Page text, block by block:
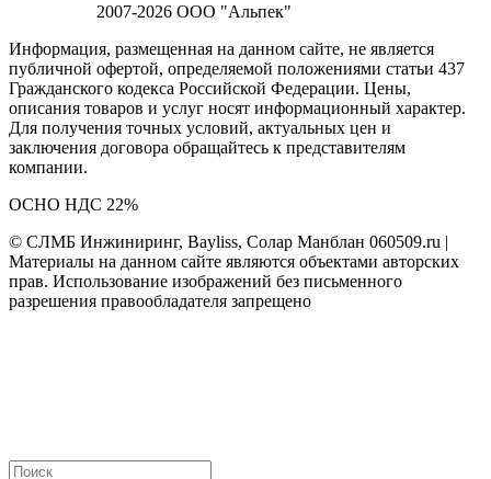
2007-2026 ООО "Альпек"
Информация, размещенная на данном сайте, не является
публичной офертой, определяемой положениями статьи 437
Гражданского кодекса Российской Федерации. Цены,
описания товаров и услуг носят информационный характер.
Для получения точных условий, актуальных цен и
заключения договора обращайтесь к представителям
компании.
ОСНО НДС 22%
© СЛМБ Инжиниринг, Bayliss, Солар Манблан 060509.ru |
Материалы на данном сайте являются объектами авторских
прав. Использование изображений без письменного
разрешения правообладателя запрещено